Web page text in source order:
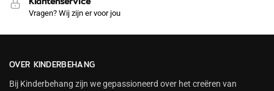
Vragen? Wij zijn er voor jou
OVER KINDERBEHANG
Bij Kinderbehang zijn we gepassioneerd over het creëren van